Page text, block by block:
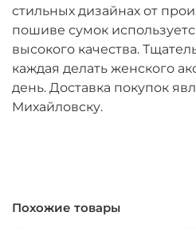
стильных дизайнах от
пошиве сумок
высокого качества.
каждая делать женского
день. Доставка покупок
Михайловску.
Похожие товары